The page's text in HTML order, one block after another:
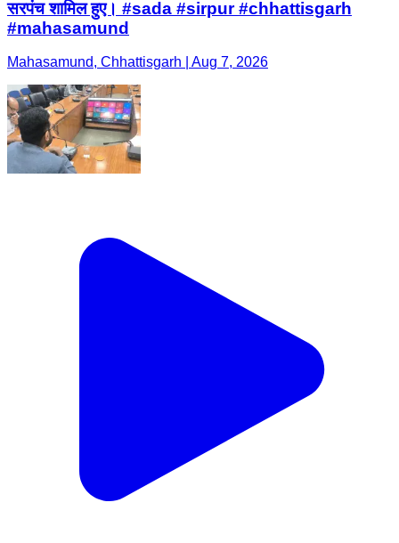
सरपंच शामिल हुए। #sada #sirpur #chhattisgarh
#mahasamund
Mahasamund, Chhattisgarh | Aug 7, 2026